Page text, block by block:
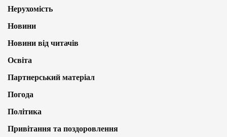
Нерухомість
Новини
Новини від читачів
Освіта
Партнерський матеріал
Погода
Політика
Привітання та поздоровлення